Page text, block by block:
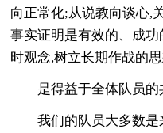
向正常化;从说教向谈心,
事实证明是有效的、成
时观念,树立长期作战的
是得益于全体队员的
我们的队员大多数